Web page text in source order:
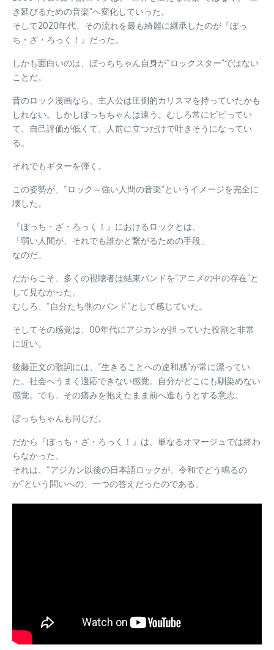
き延びるための音楽”へ変化していった。
そして2020年代、その流れを最も綺麗に継承したのが『ぼっ
ち・ざ・ろっく！』だった。
しかも面白いのは、ぼっちちゃん自身が“ロックスター”ではない
ことだ。
昔のロック漫画なら、主人公は圧倒的カリスマを持っていたかも
しれない。しかしぼっちちゃんは違う。むしろ常にビビってい
て、自己評価が低くて、人前に立つだけで吐きそうになってい
る。
それでもギターを弾く。
この姿勢が、“ロック＝強い人間の音楽”というイメージを完全に
壊した。
『ぼっち・ざ・ろっく！』におけるロックとは、
「弱い人間が、それでも誰かと繋がるための手段」
なのだ。
だからこそ、多くの視聴者は結束バンドを“アニメの中の存在”と
して見なかった。
むしろ、“自分たち側のバンド”として感じていた。
そしてその感覚は、00年代にアジカンが担っていた役割と非常
に近い。
後藤正文の歌詞には、“生きることへの違和感”が常に漂ってい
た。社会へうまく適応できない感覚。自分がどこにも馴染めない
感覚。でも、その痛みを抱えたまま前へ進もうとする意志。
ぼっちちゃんも同じだ。
だから『ぼっち・ざ・ろっく！』は、単なるオマージュでは終わ
らなかった。
それは、“アジカン以後の日本語ロックが、令和でどう鳴るの
か”という問いへの、一つの答えだったのである。